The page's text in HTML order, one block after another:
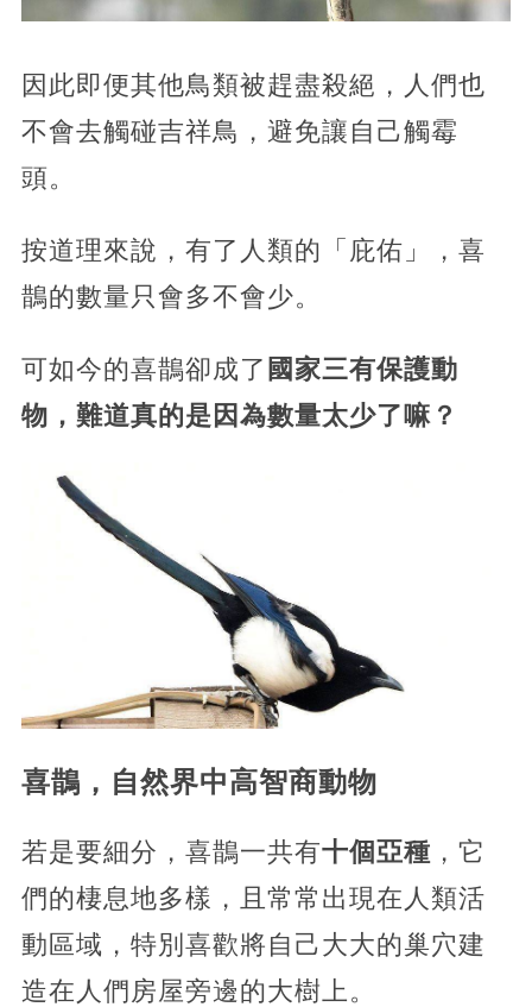
因此即便其他鳥類被趕盡殺絕，人們也
不會去觸碰吉祥鳥，避免讓自己觸霉
頭。
按道理來說，有了人類的「庇佑」，喜
鵲的數量只會多不會少。
可如今的喜鵲卻成了 國家三有保護動
物，難道真的是因為數量太少了嘛？
喜鵲，自然界中高智商動物
若是要細分，喜鵲一共有十個亞種 ，它
們的棲息地多樣，且常常出現在人類活
動區域，特別喜歡將自己大大的巢穴建
造在人們房屋旁邊的大樹上。